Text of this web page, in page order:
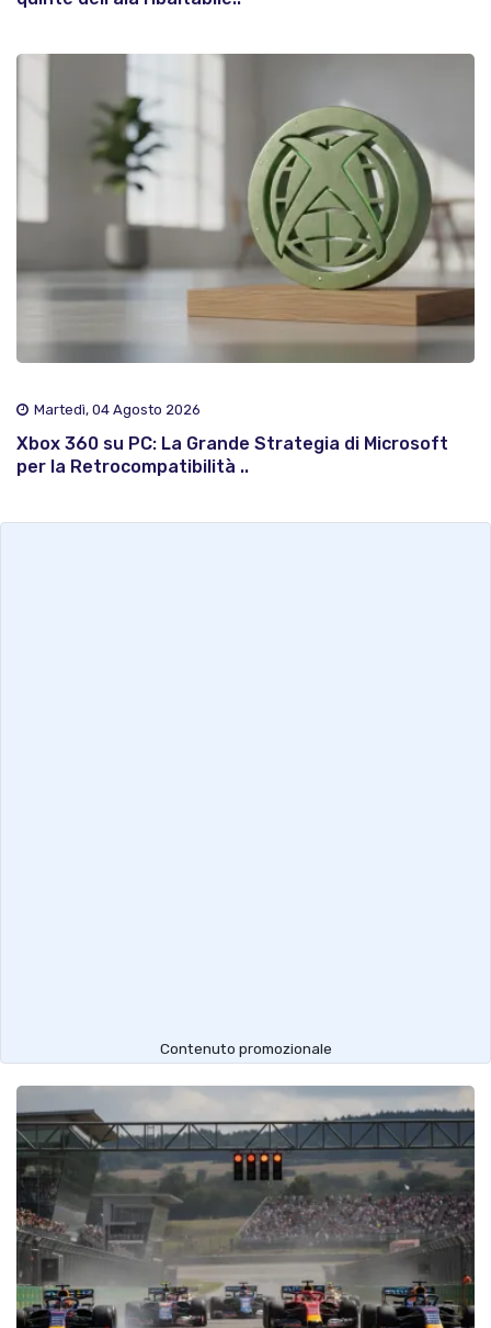
Martedì, 04 Agosto 2026
Xbox 360 su PC: La Grande Strategia di Microsoft
per la Retrocompatibilità ..
Contenuto promozionale